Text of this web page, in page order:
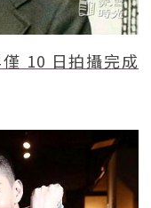
10 日拍攝完成